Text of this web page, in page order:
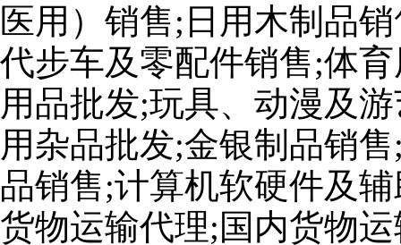
医用）销售;日用木制品
代步车及零配件销售;体
用品批发;玩具、动漫及
用杂品批发;金银制品销
品销售;计算机软硬件及
货物运输代理;国内货物